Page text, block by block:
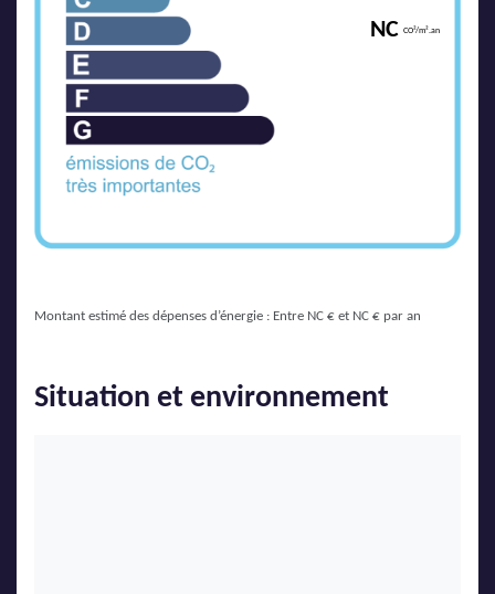
NC CO²/m².an
Montant estimé des dépenses d’énergie : Entre NC € et NC € par an
Situation et environnement